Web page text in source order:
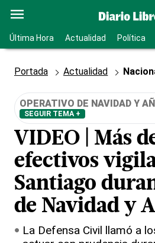
Última Hora Actualidad Política
Portada Actualidad
OPERATIVO DE NAVIDAD Y
SEGUIR TEMA +
VIDEO | Más
efectivos
Santiago
de Navidad y
La Defensa Civil llamó a